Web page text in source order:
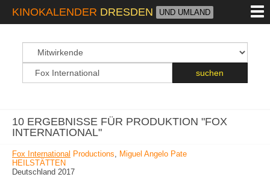
KINOKALENDER DRESDEN UND UMLAND
suchen
10 ERGEBNISSE FÜR PRODUKTION "FOX
INTERNATIONAL"
Fox International Productions
Miguel Angelo Pate
HEILSTÄTTEN
Deutschland 2017